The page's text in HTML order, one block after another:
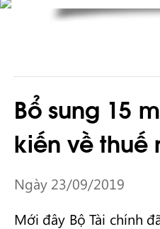
Bổ sung 15
kiến về thuế
Ngày 23/09/2019
Mới đây Bộ Tài chính